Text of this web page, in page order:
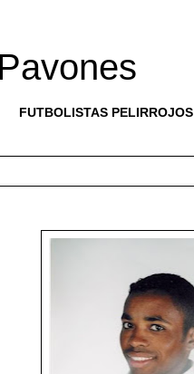
FUTBOLISTAS PELIRROJOS